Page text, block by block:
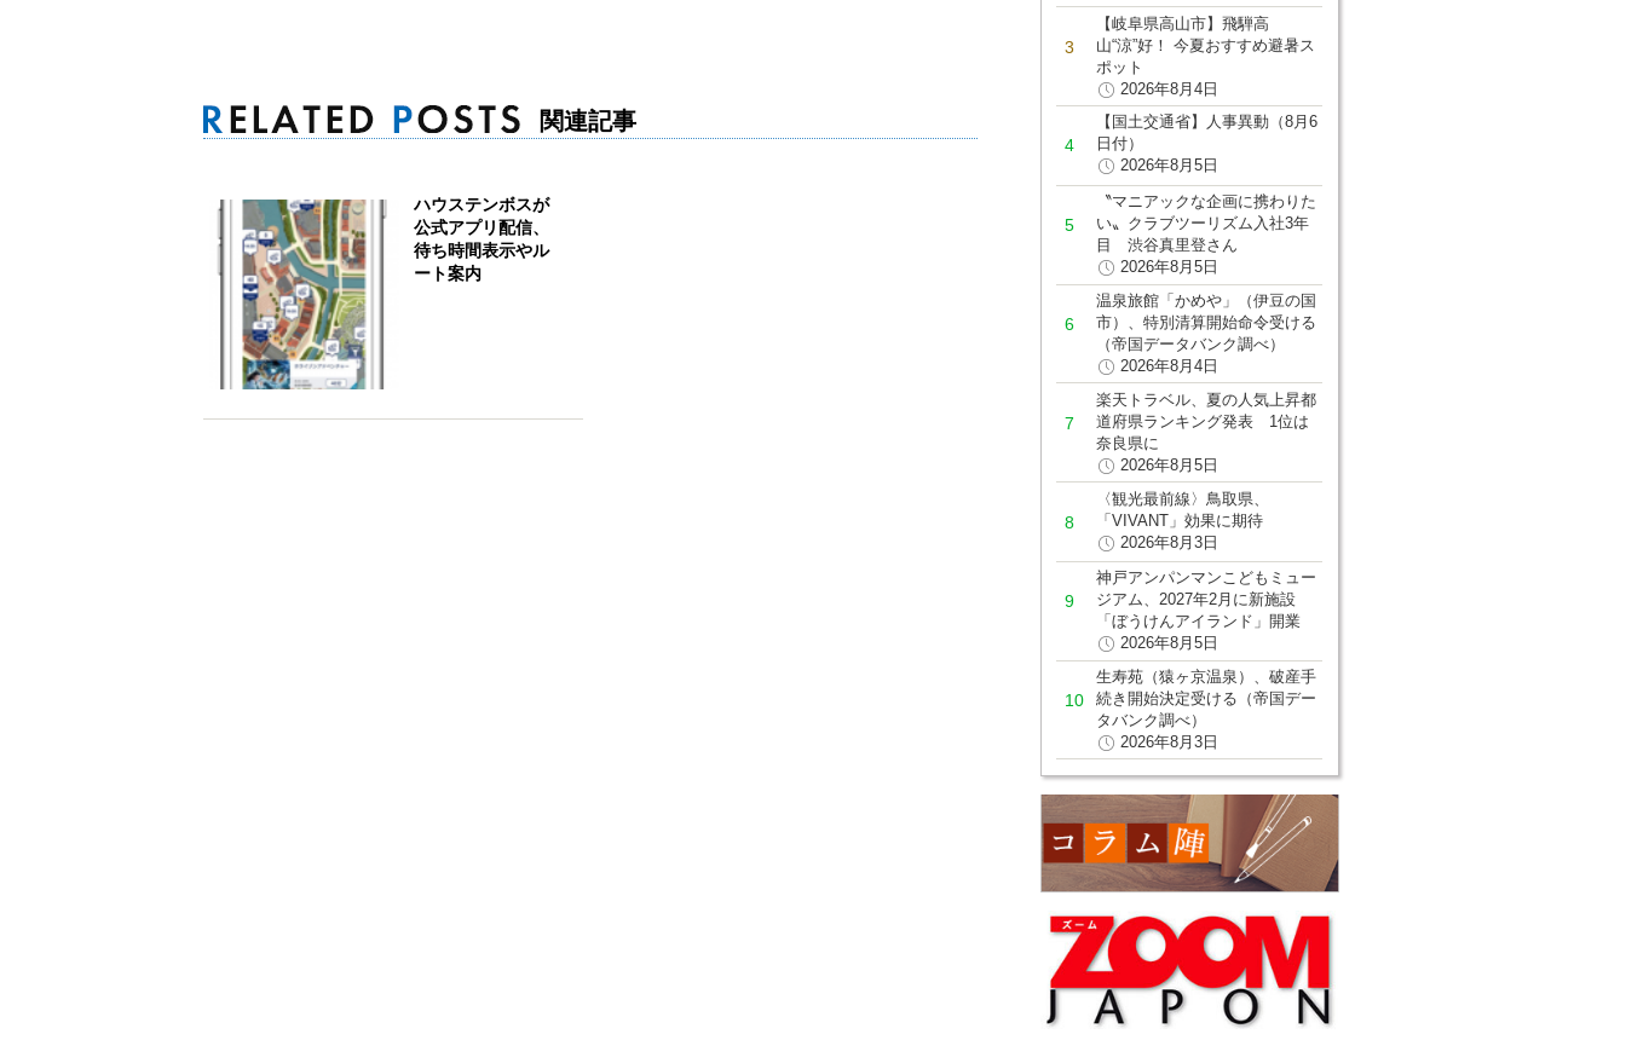
関連記事
ハウステンボスが
公式アプリ配信、
待ち時間表示やル
ート案内
【岐阜県高山市】飛騨高
山“涼”好！ 今夏おすすめ避暑ス
ポット
2026年8月4日
【国土交通省】人事異動（8月6
日付）
2026年8月5日
〝マニアックな企画に携わりた
い〟クラブツーリズム入社3年
目 渋谷真里登さん
2026年8月5日
温泉旅館「かめや」（伊豆の国
市）、特別清算開始命令受ける
（帝国データバンク調べ）
2026年8月4日
楽天トラベル、夏の人気上昇都
道府県ランキング発表 1位は
奈良県に
2026年8月5日
〈観光最前線〉鳥取県、
「VIVANT」効果に期待
2026年8月3日
神戸アンパンマンこどもミュー
ジアム、2027年2月に新施設
「ぼうけんアイランド」開業
2026年8月5日
生寿苑（猿ヶ京温泉）、破産手
続き開始決定受ける（帝国デー
タバンク調べ）
2026年8月3日